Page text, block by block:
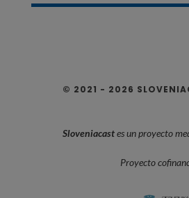
© 2021 - 2026
Sloveniacastes un proyecto
Proyecto